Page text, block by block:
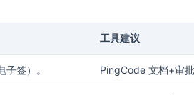
工具建议
签）。 PingCode 文档+审